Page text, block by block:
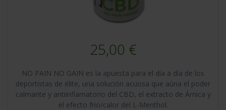
25,00 €
NO PAIN NO GAIN es la apuesta para el día a día de los
deportistas de élite, una solución acuosa que aúna el poder
calmante y antiinflamatorio del CBD, el extracto de Árnica y
el efecto frio/calor del L-Menthol.